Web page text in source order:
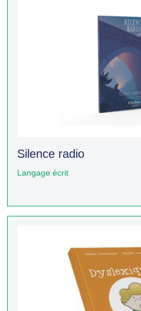
Silence radio
Langage écrit